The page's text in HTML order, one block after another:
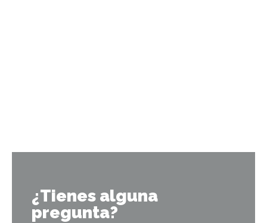
¿Tienes alguna
pregunta?